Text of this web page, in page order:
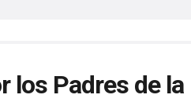
los Padres de la